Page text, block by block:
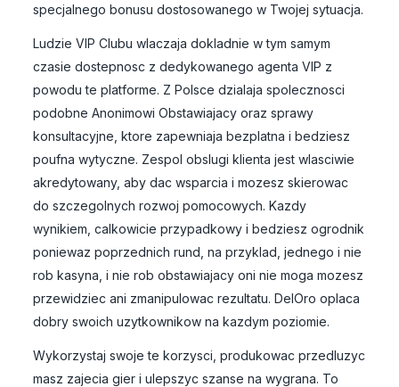
specjalnego bonusu dostosowanego w Twojej sytuacja.
Ludzie VIP Clubu wlaczaja dokladnie w tym samym
czasie dostepnosc z dedykowanego agenta VIP z
powodu te platforme. Z Polsce dzialaja spolecznosci
podobne Anonimowi Obstawiajacy oraz sprawy
konsultacyjne, ktore zapewniaja bezplatna i bedziesz
poufna wytyczne. Zespol obslugi klienta jest wlasciwie
akredytowany, aby dac wsparcia i mozesz skierowac
do szczegolnych rozwoj pomocowych. Kazdy
wynikiem, calkowicie przypadkowy i bedziesz ogrodnik
poniewaz poprzednich rund, na przyklad, jednego i nie
rob kasyna, i nie rob obstawiajacy oni nie moga mozesz
przewidziec ani zmanipulowac rezultatu. DelOro oplaca
dobry swoich uzytkownikow na kazdym poziomie.
Wykorzystaj swoje te korzysci, produkowac przedluzyc
masz zajecia gier i ulepszyc szanse na wygrana. To